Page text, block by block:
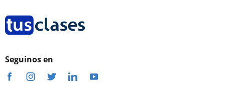
Seguinos en